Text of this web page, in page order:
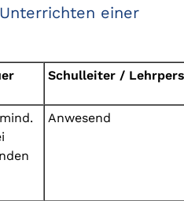
einer
Schulleiter /
Anwesend